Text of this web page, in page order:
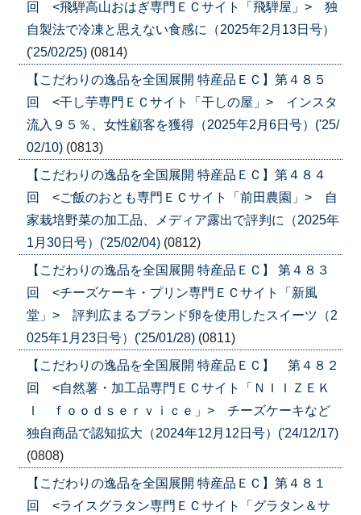
回 <飛騨高山おはぎ専門ＥＣサイト「飛騨屋」> 独
自製法で冷凍と思えない食感に（2025年2月13日号）
('25/02/25) (0814)
【こだわりの逸品を全国展開 特産品ＥＣ】第４８５
回 <干し芋専門ＥＣサイト「干しの屋」> インスタ
流入９５％、女性顧客を獲得（2025年2月6日号）('25/
02/10) (0813)
【こだわりの逸品を全国展開 特産品ＥＣ】第４８４
回 <ご飯のおとも専門ＥＣサイト「前田農園」> 自
家栽培野菜の加工品、メディア露出で評判に（2025年
1月30日号）('25/02/04) (0812)
【こだわりの逸品を全国展開 特産品ＥＣ】 第４８３
回 <チーズケーキ・プリン専門ＥＣサイト「新風
堂」> 評判広まるブランド卵を使用したスイーツ（2
025年1月23日号）('25/01/28) (0811)
【こだわりの逸品を全国展開 特産品ＥＣ】 第４８２
回 <自然薯・加工品専門ＥＣサイト「ＮＩＩＺＥＫ
Ｉ ｆｏｏｄｓｅｒｖｉｃｅ」> チーズケーキなど
独自商品で認知拡大（2024年12月12日号）('24/12/17)
(0808)
【こだわりの逸品を全国展開 特産品ＥＣ】第４８１
回 <ライスグラタン専門ＥＣサイト「グラタン＆サ